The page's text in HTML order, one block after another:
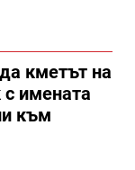
кметът на
с имената
към